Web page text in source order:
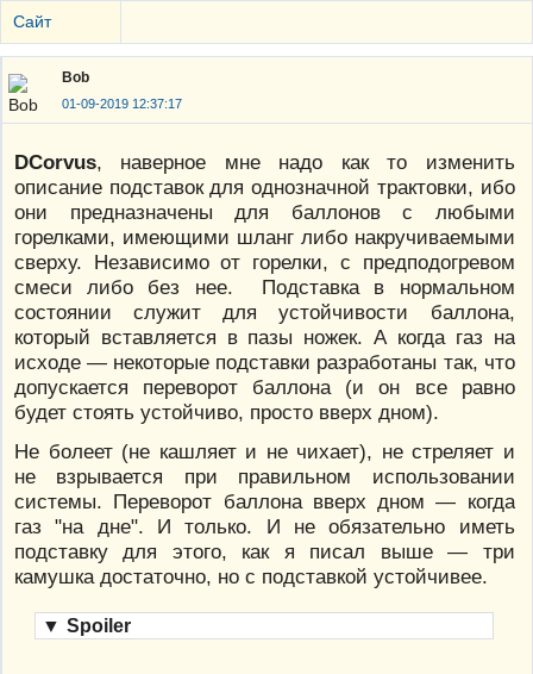
Сайт
Bob
01-09-2019 12:37:17
DCorvus, наверное мне надо как то изменить
описание подставок для однозначной трактовки, ибо
они предназначены для баллонов с любыми
горелками, имеющими шланг либо накручиваемыми
сверху. Независимо от горелки, с предподогревом
смеси либо без нее. Подставка в нормальном
состоянии служит для устойчивости баллона,
который вставляется в пазы ножек. А когда газ на
исходе — некоторые подставки разработаны так, что
допускается переворот баллона (и он все равно
будет стоять устойчиво, просто вверх дном).
Не болеет (не кашляет и не чихает), не стреляет и
не взрывается при правильном использовании
системы. Переворот баллона вверх дном — когда
газ "на дне". И только. И не обязательно иметь
подставку для этого, как я писал выше — три
камушка достаточно, но с подставкой устойчивее.
▼ Spoiler